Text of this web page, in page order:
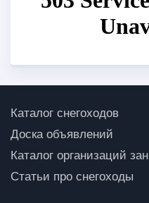
Каталог снегоходов
Доска объявлений
Каталог организаций
Статьи про снегоходы